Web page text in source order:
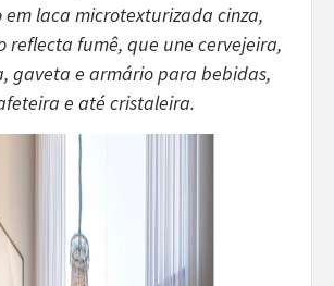
em laca microtexturizada cinza,
reflecta fumê, que une cervejeira,
gaveta e armário para bebidas,
e até cristaleira.